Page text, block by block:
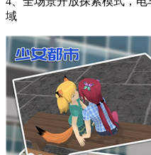
核心玩法解析：
1、自由定制系统支持超过